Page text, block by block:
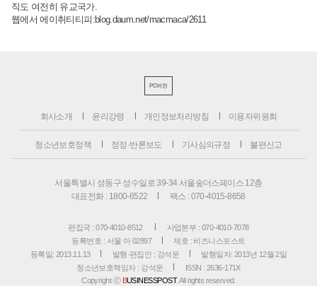
직도 여전히 유교국가.
웹에서 에이취티티피:blog.daum.net/macmaca/2611
PC버전
회사소개 윤리강령 개인정보처리방침 이용자위원회
청소년보호정책 정정·반론보도 기사심의규정 불편신고
서울특별시 성동구 성수일로 39-34 서울숲더스페이스 12층
대표전화 : 1800-6522
팩스 : 070-4015-8658
편집국 : 070-4010-8512
사업본부 : 070-4010-7078
등록번호 : 서울 아 02897
제호 : 비즈니스포스트
등록일: 2013.11.13
발행·편집인 : 강석운
발행일자: 2013년 12월 2일
청소년보호책임자 : 강석운
ISSN : 2636-171X
Copyright ⓒ BUSINESSPOST. All rights reserved.